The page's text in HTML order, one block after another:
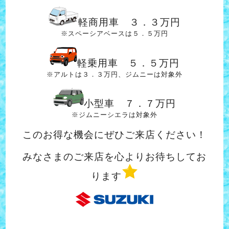
軽商用車 ３．３万円
※スペーシアベースは５．５万円
軽乗用車 ５．５万円
※アルトは３．３万円、ジムニーは対象外
小型車 ７．７万円
※ジムニーシエラは対象外
このお得な機会にぜひご来店ください！
みなさまのご来店を心よりお待ちしてお
ります